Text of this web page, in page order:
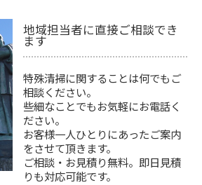
地域担当者に直接ご相談でき
ます
特殊清掃に関することは何でもご
相談ください。
些細なことでもお気軽にお電話く
ださい。
お客様一人ひとりにあったご案内
をさせて頂きます。
ご相談・お見積り無料。即日見積
りも対応可能です。